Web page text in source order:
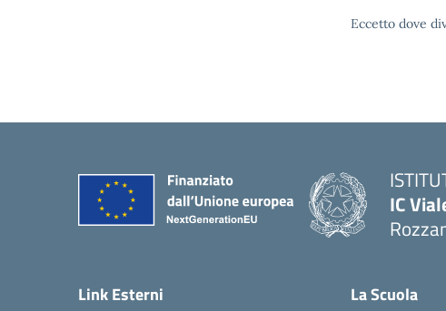
Eccetto dove
IC
Link Esterni La Scuola